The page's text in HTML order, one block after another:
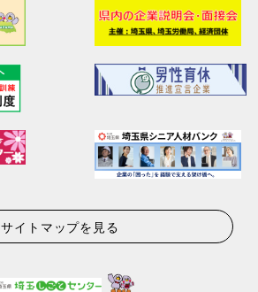
サイトマップを見る